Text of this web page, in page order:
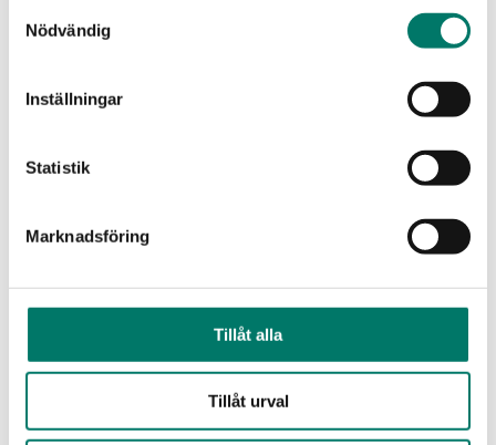
information som du har tillhandahållit eller som de har
samlat in när du har använt deras tjänster.
Nödvändig
Inställningar
Statistik
Marknadsföring
Tillåt alla
Tillåt urval
4 st
Tillagningstid
Vintips till maten